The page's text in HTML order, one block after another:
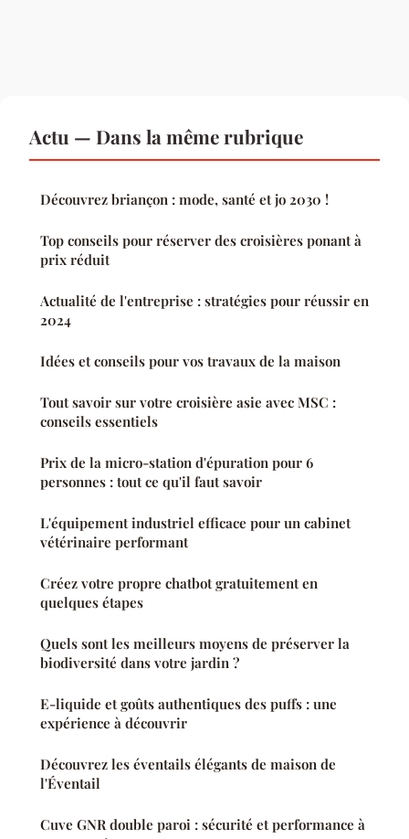
Actu — Dans la même rubrique
Découvrez briançon : mode, santé et jo 2030 !
Top conseils pour réserver des croisières ponant à
prix réduit
Actualité de l'entreprise : stratégies pour réussir en
2024
Idées et conseils pour vos travaux de la maison
Tout savoir sur votre croisière asie avec MSC :
conseils essentiels
Prix de la micro-station d'épuration pour 6
personnes : tout ce qu'il faut savoir
L'équipement industriel efficace pour un cabinet
vétérinaire performant
Créez votre propre chatbot gratuitement en
quelques étapes
Quels sont les meilleurs moyens de préserver la
biodiversité dans votre jardin ?
E-liquide et goûts authentiques des puffs : une
expérience à découvrir
Découvrez les éventails élégants de maison de
l'Éventail
Cuve GNR double paroi : sécurité et performance à